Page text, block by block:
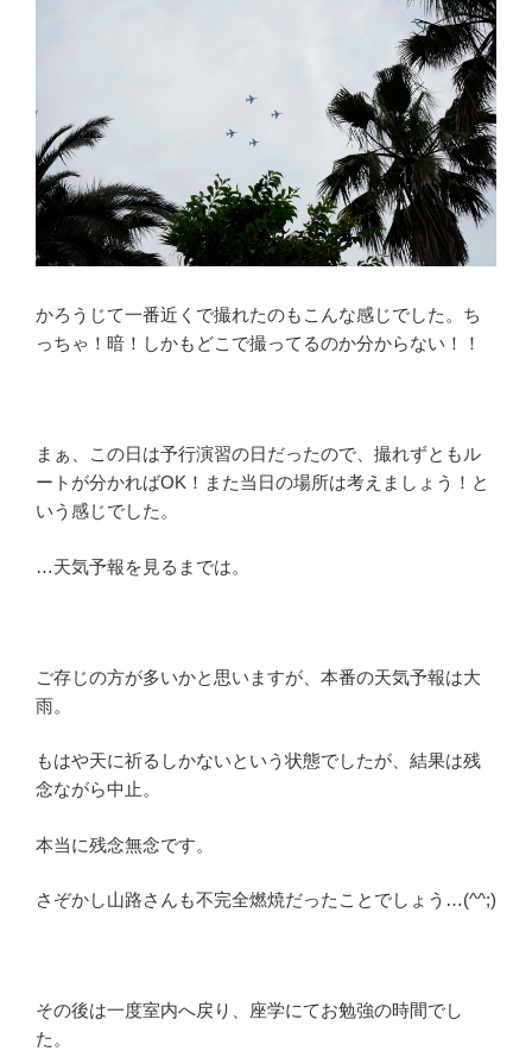
かろうじて一番近くで撮れたのもこんな感じでした。ち
っちゃ！暗！しかもどこで撮ってるのか分からない！！
まぁ、この日は予行演習の日だったので、撮れずともル
ートが分かればOK！また当日の場所は考えましょう！と
いう感じでした。
…天気予報を見るまでは。
ご存じの方が多いかと思いますが、本番の天気予報は大
雨。
もはや天に祈るしかないという状態でしたが、結果は残
念ながら中止。
本当に残念無念です。
さぞかし山路さんも不完全燃焼だったことでしょう…(^^;)
その後は一度室内へ戻り、座学にてお勉強の時間でし
た。